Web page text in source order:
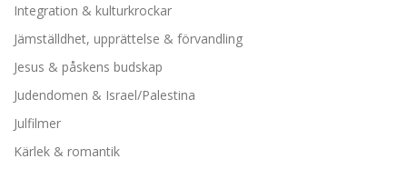
Integration & kulturkrockar
Jämställdhet, upprättelse & förvandling
Jesus & påskens budskap
Judendomen & Israel/Palestina
Julfilmer
Kärlek & romantik